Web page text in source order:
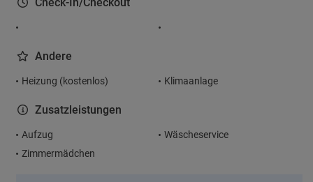
Andere
Heizung (kostenlos) Klimaanlage
Zusatzleistungen
Aufzug
Wäscheservice
Zimmermädchen